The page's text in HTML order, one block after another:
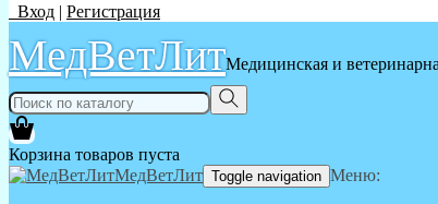
Вход | Регистрация
МедВетЛитМедицинская и
Корзина товаров пуста
МедВетЛит Toggle navigation Меню: